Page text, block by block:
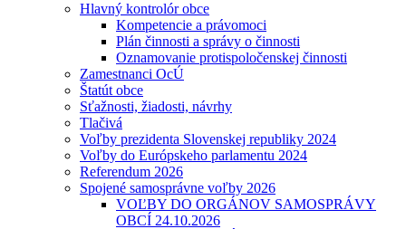
Hlavný kontrolór obce
Kompetencie a právomoci
Plán činnosti a správy o činnosti
Oznamovanie protispoločenskej činnosti
Zamestnanci OcÚ
Štatút obce
Sťažnosti, žiadosti, návrhy
Tlačivá
Voľby prezidenta Slovenskej republiky 2024
Voľby do Európskeho parlamentu 2024
Referendum 2026
Spojené samosprávne voľby 2026
VOĽBY DO ORGÁNOV SAMOSPRÁVY
OBCÍ 24.10.2026